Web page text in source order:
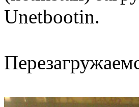
Unetbootin.